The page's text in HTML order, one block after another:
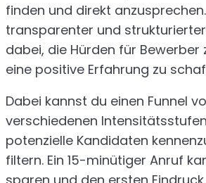
finden und direkt anzusprechen.
transparenter und
dabei, die Hürden für Bewerber
eine positive Erfahrung zu
Dabei kannst du einen Funnel
verschiedenen
potenzielle Kandidaten
filtern. Ein 15-minütiger Anruf